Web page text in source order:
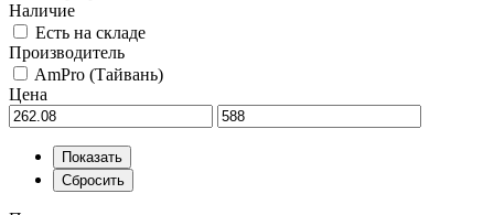
Наличие
Есть на складе
Производитель
AmPro (Тайвань)
Цена